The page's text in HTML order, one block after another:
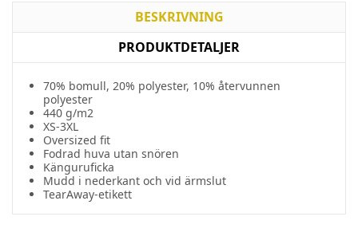
BESKRIVNING
PRODUKTDETALJER
70% bomull, 20% polyester, 10% återvunnen
polyester
440 g/m2
XS-3XL
Oversized fit
Fodrad huva utan snören
Känguruficka
Mudd i nederkant och vid ärmslut
TearAway-etikett